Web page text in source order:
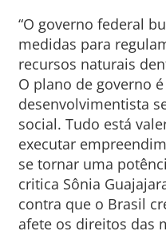
“O governo federal
medidas para
recursos naturais
O plano de governo
desenvolvimentista
social. Tudo está
executar
se tornar uma
critica Sônia
contra que o Brasil
afete os direitos das